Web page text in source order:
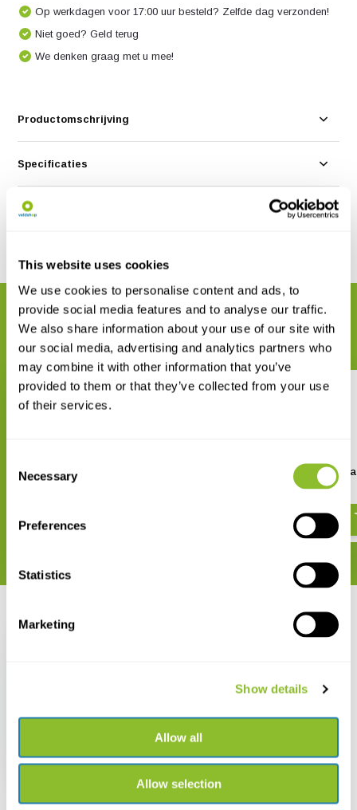
This website uses cookies
We use cookies to personalise content and ads, to
provide social media features and to analyse our traffic.
We also share information about your use of our site with
our social media, advertising and analytics partners who
may combine it with other information that you’ve
provided to them or that they’ve collected from your use
of their services.
Selection
Necessary
Preferences
Statistics
Marketing
Show details
Allow all
Allow selection
Op werkdagen voor 17:00 uur besteld? Zelfde dag verzonden!
Niet goed? Geld terug
We denken graag met u mee!
Productomschrijving
Specificaties
Reviews
GERELATEERDE PRODUCTEN
Maak uw bestelling compleet
Pettersson u384 USB
Ultrasound Microphone
USB mini B - USB C
Pettersson M500-384
€ 470,-